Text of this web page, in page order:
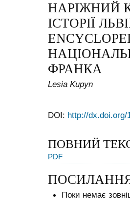
НАРІЖНИЙ
ІСТОРІЇ
ФРАНКА
Lesia Kupyn
DOI: http://dx.doi.org/
ПОВНИЙ
PDF
Поки немає